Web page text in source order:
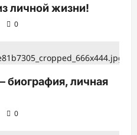
личной жизни!
0
личная
0